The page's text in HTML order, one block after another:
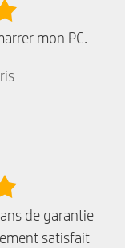
mon PC.
de garantie
satisfait